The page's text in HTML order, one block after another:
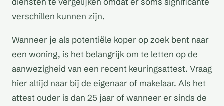
verschillen kunnen zijn.
Wanneer je als potentiële koper op zoek bent naar
een woning, is het belangrijk om te letten op de
aanwezigheid van een recent keuringsattest. Vraag
hier altijd naar bij de eigenaar of makelaar. Als het
attest ouder is dan 25 jaar of wanneer er sinds de